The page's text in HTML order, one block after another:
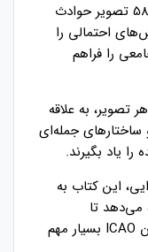
۱. تنوع سناریوها: این مجموعه متنوع از 58 تصویر حوادث
احتمالی را
را فراهم
تصویر، به علاقه
جمله‌ای
یاد بگیرند.
این کتاب به
می‌دهد تا
مهارت‌های خود را در زمینه‌ای که در آزمون ICAO بسیار مهم